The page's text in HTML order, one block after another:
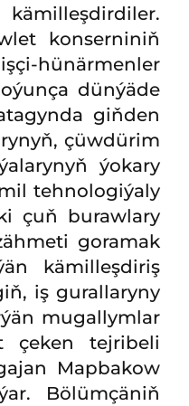
konserniniň
hünärmenler
dünýäde
giňden
çüwdürim
ýokary
tehnologiýaly
çuň burawlary
goramak
kämilleşdiriş
iş gurallaryny
mugallymlar
çeken tejribeli
Mapbakow
Bölümçäniň